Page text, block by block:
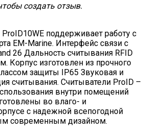
создать отзыв.
поддерживает работу с
EM-Marine. Интерфейс связи с
26 Дальность считывания RFID
Корпус изготовлен из прочного
защиты IP65 Звуковая и
считывания. Считыватели ProID –
внутри помещений
во влаго- и
с надежной всепогодной
современным дизайном.